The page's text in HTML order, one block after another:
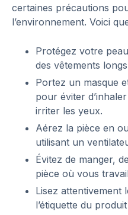
certaines précautions
l’environnement. Voici
Protégez votre
des vêtements
Portez un masque
pour éviter
irriter les yeux.
Aérez la pièce en
utilisant un
Évitez de manger,
pièce où vous
Lisez attentivement
l’étiquette du